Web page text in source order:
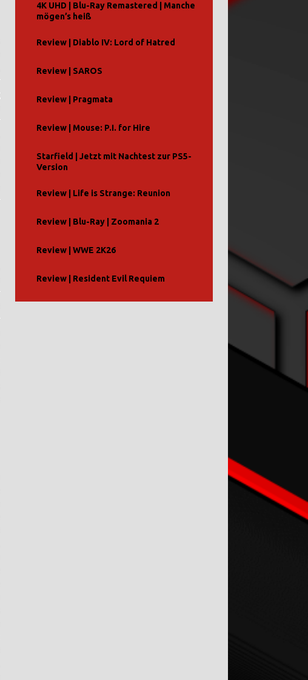
4K UHD | Blu-Ray Remastered | Manche
mögen’s heiß
Review | Diablo IV: Lord of Hatred
Review | SAROS
Review | Pragmata
Review | Mouse: P.I. for Hire
Starfield | Jetzt mit Nachtest zur PS5-
Version
Review | Life is Strange: Reunion
Review | Blu-Ray | Zoomania 2
Review | WWE 2K26
Review | Resident Evil Requiem